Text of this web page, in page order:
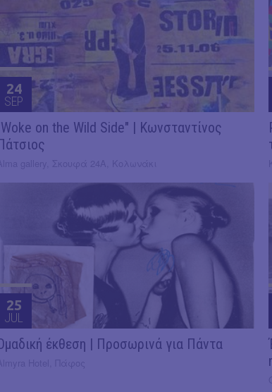
24
SEP
on the Wild Side" | Κωνσταντίνος
25
JUL
έκθεση | Προσωρινά για Πάντα